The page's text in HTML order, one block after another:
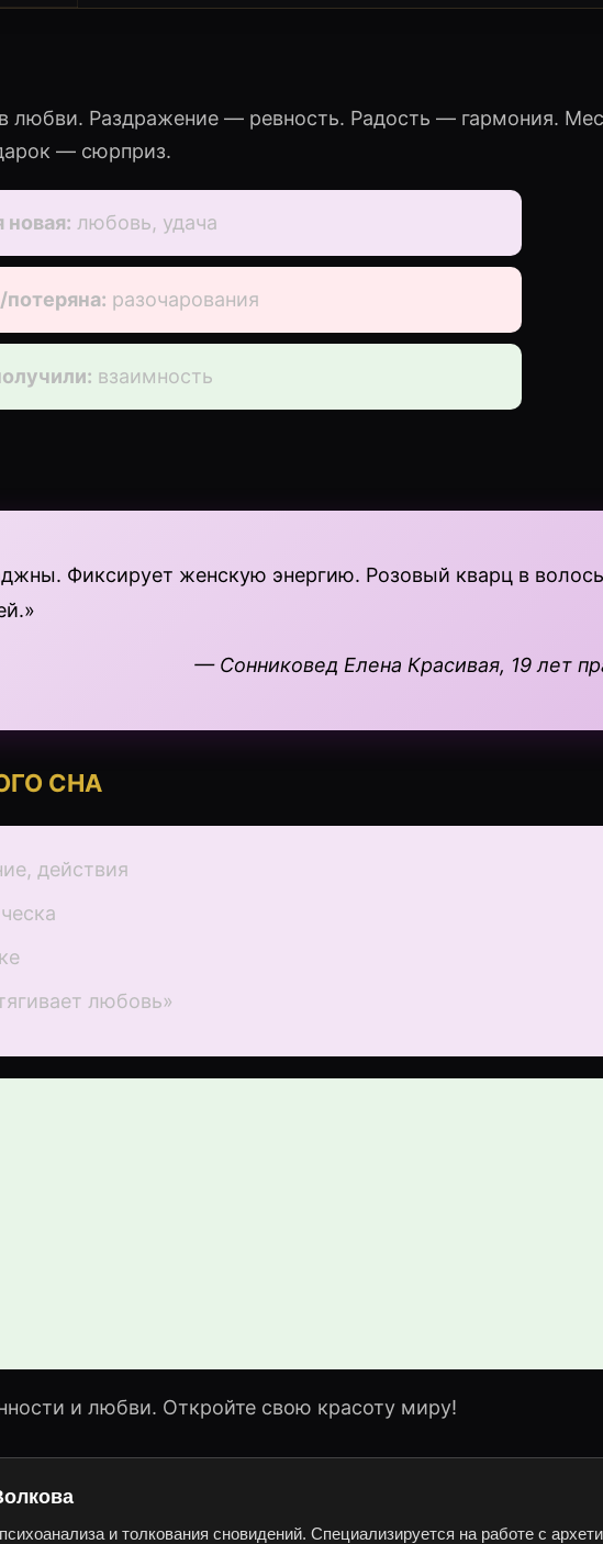
любви. Раздражение — ревность. Радость — гармония.
— сюрприз.
новая: любовь, удача
разочарования
взаимность
Фиксирует женскую энергию. Розовый кварц в
— Сонниковед Елена Красивая, 19 лет
СНА
действия
любовь»
и любви. Откройте свою красоту миру!
и толкования сновидений. Специализируется на работе с